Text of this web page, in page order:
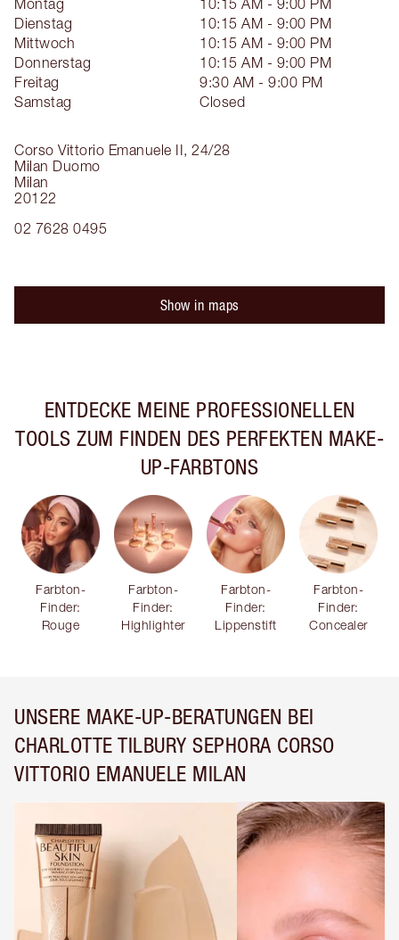
Corso Vittorio Emanuele II, 24/28
Milan Duomo
Milan
20122
02 7628 0495
Montag
10:15 AM - 9:00 PM
Dienstag
10:15 AM - 9:00 PM
Mittwoch
10:15 AM - 9:00 PM
Donnerstag
10:15 AM - 9:00 PM
Freitag
9:30 AM - 9:00 PM
Samstag
Closed
Show in maps
ENTDECKE MEINE PROFESSIONELLEN
TOOLS ZUM FINDEN DES PERFEKTEN MAKE-
UP-FARBTONS
Farbton-
Finder:
Rouge
Farbton-
Finder:
Highlighter
Farbton-
Finder:
Lippenstift
Farbton-
Finder:
Concealer
UNSERE MAKE-UP-BERATUNGEN BEI
CHARLOTTE TILBURY SEPHORA CORSO
VITTORIO EMANUELE MILAN